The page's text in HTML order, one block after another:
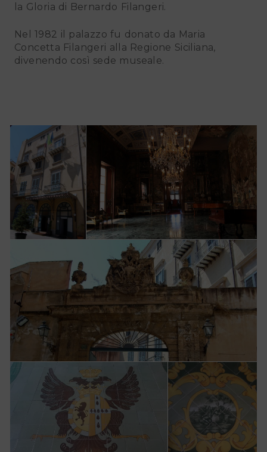
la Gloria di Bernardo Filangeri.
Nel 1982 il palazzo fu donato da Maria
Concetta Filangeri alla Regione Siciliana,
divenendo così sede museale.